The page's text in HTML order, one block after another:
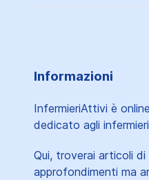
Informazioni
InfermieriAttivi è
dedicato agli
Qui, troverai articoli
approfondimenti ma